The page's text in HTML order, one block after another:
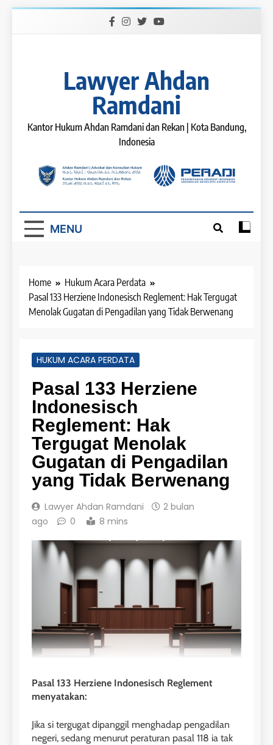
Lawyer Ahdan
Ramdani
Kantor Hukum Ahdan Ramdani dan Rekan | Kota Bandung,
Indonesia
MENU
Home
Hukum Acara Perdata
Pasal 133 Herziene Indonesisch Reglement: Hak Tergugat
Menolak Gugatan di Pengadilan yang Tidak Berwenang
HUKUM ACARA PERDATA
Pasal 133 Herziene
Indonesisch
Reglement: Hak
Tergugat Menolak
Gugatan di Pengadilan
yang Tidak Berwenang
Lawyer Ahdan Ramdani
2 bulan
ago
0 8 mins
Pasal 133 Herziene Indonesisch Reglement
menyatakan:
Jika si tergugat dipanggil menghadap pengadilan
negeri, sedang menurut peraturan pasal 118 ia tak